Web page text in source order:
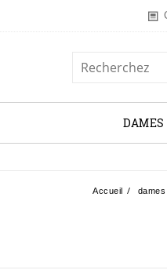
DAMES
Accueil dames